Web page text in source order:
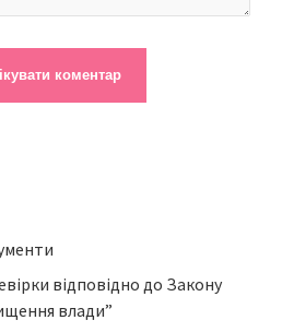
відповідно до Закону
влади”